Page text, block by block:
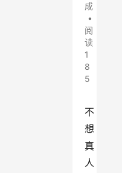
成
•
阅
读
1
8
5
不
想
真
人